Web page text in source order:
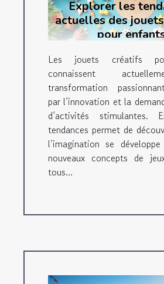
Explorer les
actuelles des
pour
Les jouets créatifs
connaissent
transformation
par l’innovation et la
d’activités stimulantes.
tendances permet de
l’imagination se
nouveaux concepts de
tous...